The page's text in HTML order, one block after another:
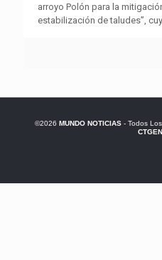
arroyo Polón para la
estabilización de taludes”,
©2026 MUNDO NOTICIAS- Todos